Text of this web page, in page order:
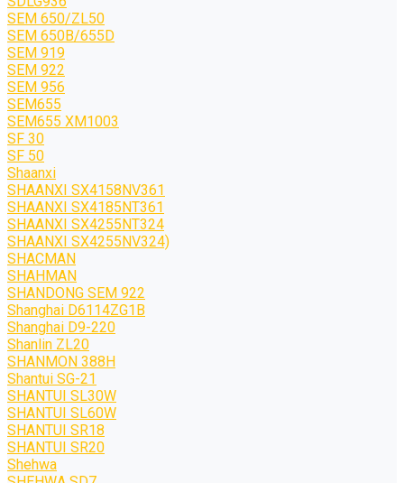
SEM 650/ZL50
SEM 650B/655D
SEM 919
SEM 922
SEM 956
SEM655
SEM655 XM1003
SF 30
SF 50
Shaanxi
SHAANXI SX4158NV361
SHAANXI SX4185NT361
SHAANXI SX4255NT324
SHAANXI SX4255NV324)
SHACMAN
SHAHMAN
SHANDONG SEM 922
Shanghai D6114ZG1B
Shanghai D9-220
Shanlin ZL20
SHANMON 388H
Shantui SG-21
SHANTUI SL30W
SHANTUI SL60W
SHANTUI SR18
SHANTUI SR20
Shehwa